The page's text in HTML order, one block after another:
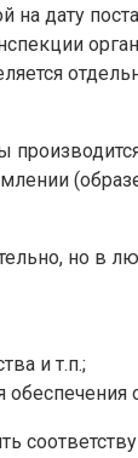
на дату
но в
и т.п.;